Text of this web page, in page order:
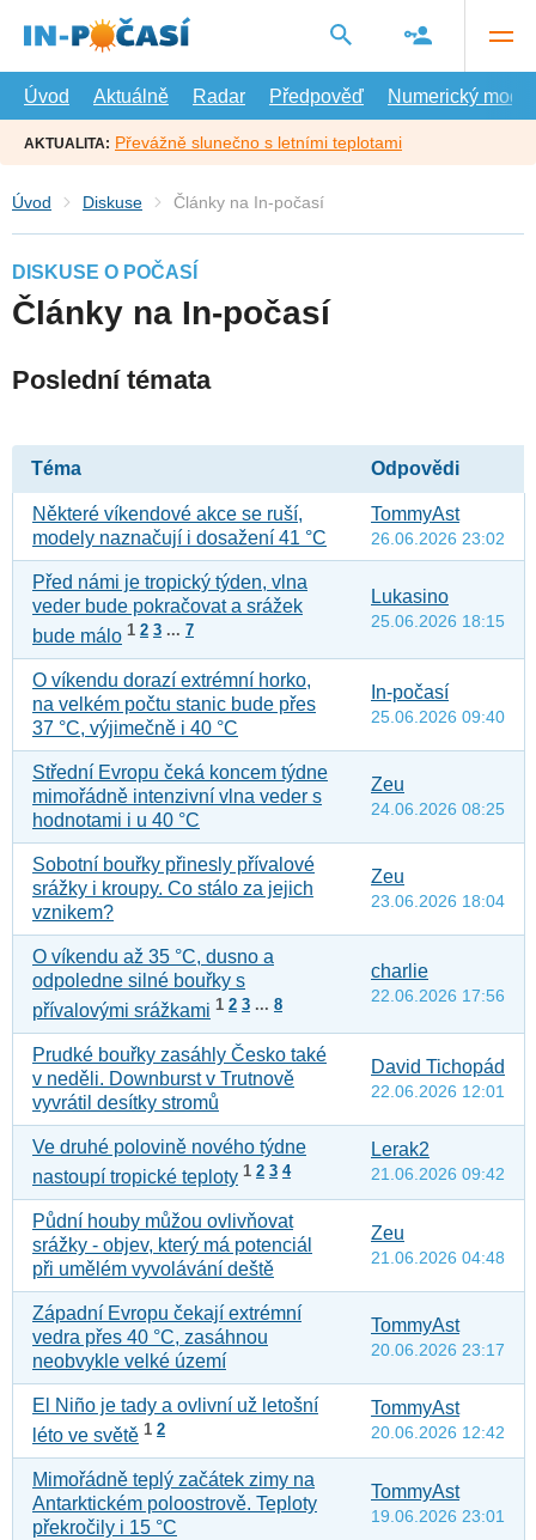
hlavní
Úvod
Aktuálně Radar Předpověď Numerický model
AKTUALITA: Převážně slunečno s letními teplotami
Úvod Diskuse Články na In-počasí
DISKUSE O POČASÍ
Články na In-počasí
Poslední témata
Téma Odpovědi
Některé víkendové akce se ruší,
modely naznačují i dosažení 41 °C
TommyAst
26.06.2026 23:02
Před námi je tropický týden, vlna
veder bude pokračovat a srážek
bude málo 1 2 3 ... 7
Lukasino
25.06.2026 18:15
O víkendu dorazí extrémní horko,
na velkém počtu stanic bude přes
37 °C, výjimečně i 40 °C
In-počasí
25.06.2026 09:40
Střední Evropu čeká koncem týdne
mimořádně intenzivní vlna veder s
hodnotami i u 40 °C
Zeu
24.06.2026 08:25
Sobotní bouřky přinesly přívalové
srážky i kroupy. Co stálo za jejich
vznikem?
Zeu
23.06.2026 18:04
O víkendu až 35 °C, dusno a
odpoledne silné bouřky s
přívalovými srážkami 1 2 3 ... 8
charlie
22.06.2026 17:56
Prudké bouřky zasáhly Česko také
v neděli. Downburst v Trutnově
vyvrátil desítky stromů
David Tichopád
22.06.2026 12:01
Ve druhé polovině nového týdne
nastoupí tropické teploty 1 2 3 4
Lerak2
21.06.2026 09:42
Půdní houby můžou ovlivňovat
srážky - objev, který má potenciál
při umělém vyvolávání deště
Zeu
21.06.2026 04:48
Západní Evropu čekají extrémní
vedra přes 40 °C, zasáhnou
neobvykle velké území
TommyAst
20.06.2026 23:17
El Niño je tady a ovlivní už letošní
léto ve světě 1 2
TommyAst
20.06.2026 12:42
Mimořádně teplý začátek zimy na
Antarktickém poloostrově. Teploty
překročily i 15 °C
TommyAst
19.06.2026 23:01